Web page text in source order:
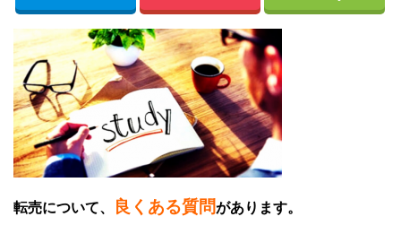
転売について、 良くある質問があります。